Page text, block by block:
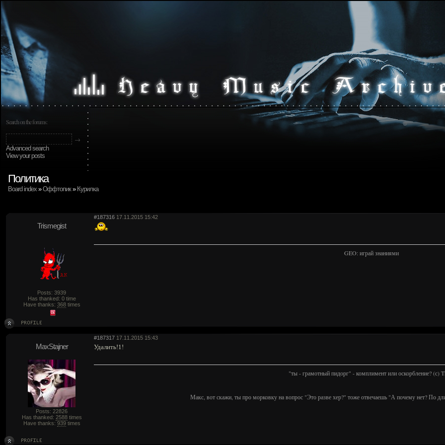
Search on the forums:
Advanced search
View your posts
Политика
Board index »Оффтопик» Курилка
#187316 17.11.2015 15:42
Trismegist
Posts: 3939
Has thanked: 0 time
Have thanks: 368times
GEO: играй знаниями
#187317 17.11.2015 15:43
MaxStajner
Posts: 22826
Has thanked: 2588times
Have thanks: 939times
Удалить!1!
"ты - грамотный пидорг" - комплимент или оскорбление? (с)
Макс, вот скажи, ты про морковку на вопрос "Это разве хер?" тоже отвечаешь "А почему нет? По